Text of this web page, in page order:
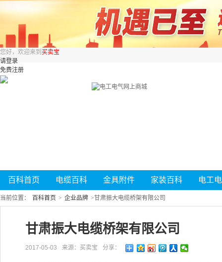
您好，欢迎来到 买卖宝
请登录
免费注册
百科首页 电缆百科 金具附件 家装百科 电工
当前位置： 百科首页 > 企业品牌 >甘肃振大电缆桥架有限公司
甘肃振大电缆桥架有限公司
2017-05-03 来源：买卖宝 分享：